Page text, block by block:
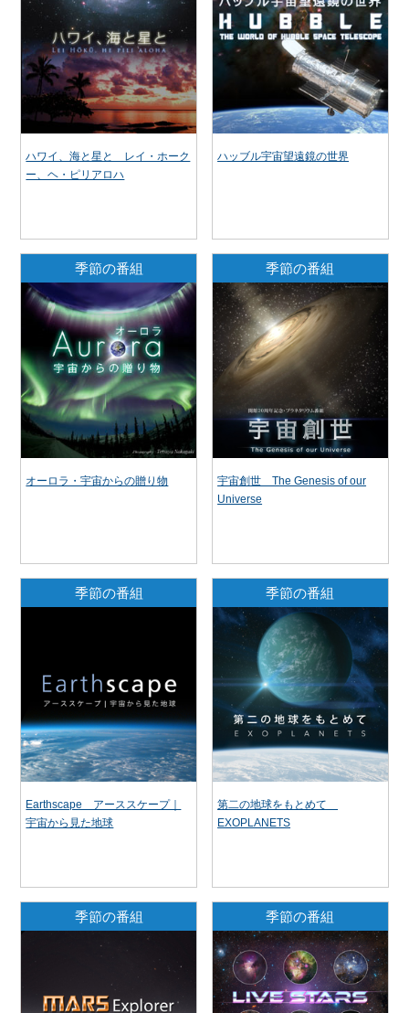
ハワイ、海と星と レイ・ホーク
ー、ヘ・ピリアロハ
ハッブル宇宙望遠鏡の世界
季節の番組
オーロラ・宇宙からの贈り物
季節の番組
宇宙創世 The Genesis of our
Universe
季節の番組
Earthscape アーススケープ｜
宇宙から見た地球
季節の番組
第二の地球をもとめて
EXOPLANETS
季節の番組 季節の番組